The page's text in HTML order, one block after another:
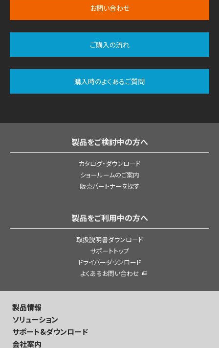
お問い合わせ
ご購入の流れ
購入時のよくあるご質問
製品をご検討中の方へ
カタログ・ダウンロード
ショールームのご案内
販売パートナーを探す
製品をご利用中の方へ
取扱説明書ダウンロード
サポートトップ
ドライバーダウンロード
よくあるお問い合わせ
製品情報
ソリューション
サポート&ダウンロード
会社案内